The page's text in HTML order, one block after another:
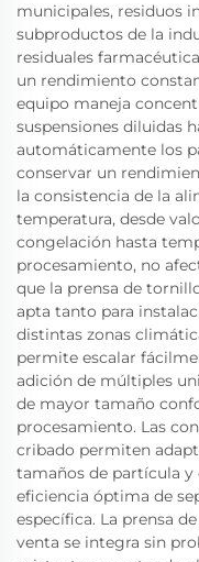
municipales, residuos
subproductos de la
residuales
un rendimiento
equipo maneja
suspensiones diluidas
automáticamente los
conservar un
la consistencia de la
temperatura, desde
congelación hasta
procesamiento, no
que la prensa de
apta tanto para
distintas zonas
permite escalar
adición de múltiples
de mayor tamaño
procesamiento. Las
cribado permiten
tamaños de partícula y
eficiencia óptima de
específica. La prensa
venta se integra sin